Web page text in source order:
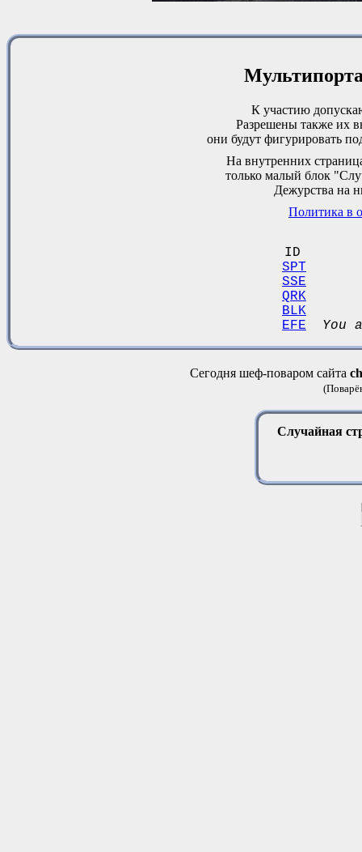
К участию
Разрешены также их
они будут фигурировать
На внутренних
только малый блок
Дежурства на
Политика в
ID
SPT
SSE
QRK
BLK
EFE
You
Сегодня шеф-поваром сайта
Случайная